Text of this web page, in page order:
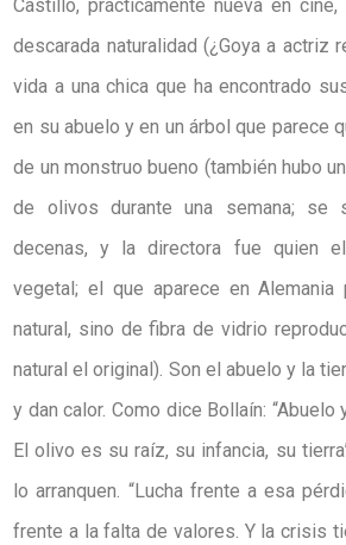
Castillo, prácticamente nueva en
descarada naturalidad (¿Goya a actriz
vida a una chica que ha encontrado
en su abuelo y en un árbol que parece
de un monstruo bueno (también hubo
de olivos durante una semana; se
decenas, y la directora fue quien
vegetal; el que aparece en
natural, sino de fibra de vidrio
natural el original). Son el abuelo y la
y dan calor. Como dice Bollaín:
El olivo es su raíz, su infancia, su
lo arranquen. “Lucha frente a esa
frente a la falta de valores. Y la crisis